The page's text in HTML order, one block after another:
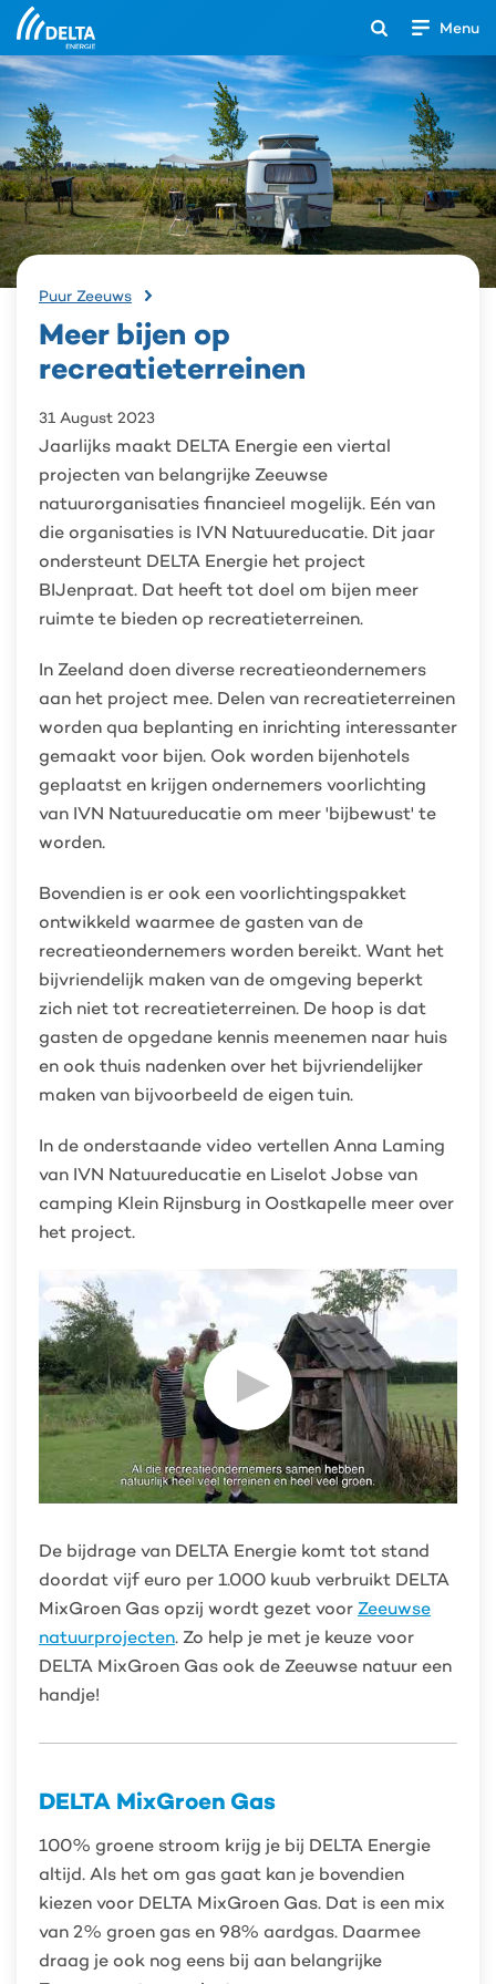
Menu
Open
het
zoekveld
Search
Puur Zeeuws
op
recreatieterreinen
Meer bijen op
recreatieterreinen
31 August 2023
Jaarlijks maakt DELTA Energie een viertal
projecten van belangrijke Zeeuwse
natuurorganisaties financieel mogelijk. Eén van
die organisaties is IVN Natuureducatie. Dit jaar
ondersteunt DELTA Energie het project
BIJenpraat. Dat heeft tot doel om bijen meer
ruimte te bieden op recreatieterreinen.
In Zeeland doen diverse recreatieondernemers
aan het project mee. Delen van recreatieterreinen
worden qua beplanting en inrichting interessanter
gemaakt voor bijen. Ook worden bijenhotels
geplaatst en krijgen ondernemers voorlichting
van IVN Natuureducatie om meer 'bijbewust' te
worden.
Bovendien is er ook een voorlichtingspakket
ontwikkeld waarmee de gasten van de
recreatieondernemers worden bereikt. Want het
bijvriendelijk maken van de omgeving beperkt
zich niet tot recreatieterreinen. De hoop is dat
gasten de opgedane kennis meenemen naar huis
en ook thuis nadenken over het bijvriendelijker
maken van bijvoorbeeld de eigen tuin.
In de onderstaande video vertellen Anna Laming
van IVN Natuureducatie en Liselot Jobse van
camping Klein Rijnsburg in Oostkapelle meer over
het project.
Play
De bijdrage van DELTA Energie komt tot stand
doordat vijf euro per 1.000 kuub verbruikt DELTA
MixGroen Gas opzij wordt gezet voor Zeeuwse
natuurprojecten. Zo help je met je keuze voor
DELTA MixGroen Gas ook de Zeeuwse natuur een
handje!
DELTA MixGroen Gas
100% groene stroom krijg je bij DELTA Energie
altijd. Als het om gas gaat kan je bovendien
kiezen voor DELTA MixGroen Gas. Dat is een mix
van 2% groen gas en 98% aardgas. Daarmee
draag je ook nog eens bij aan belangrijke